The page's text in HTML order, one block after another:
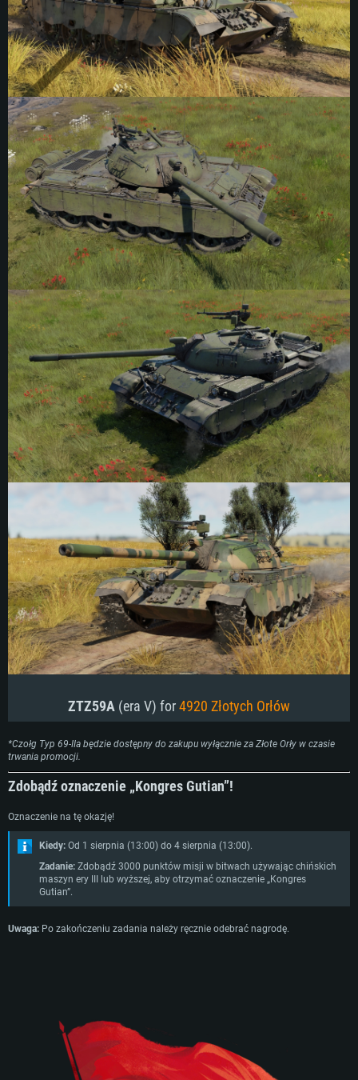
ZTZ59A (era V) for4920 Złotych Orłów
*Czołg Typ 69-IIa będzie dostępny do zakupu wyłącznie za Złote Orły w czasie
trwania promocji.
Zdobądź oznaczenie „Kongres Gutian”!
Oznaczenie na tę okazję!
Kiedy: Od 1 sierpnia (13:00) do 4 sierpnia (13:00).
Zadanie: Zdobądź 3000 punktów misji w bitwach używając chińskich
maszyn ery III lub wyższej, aby otrzymać oznaczenie „Kongres
Gutian”.
Uwaga: Po zakończeniu zadania należy ręcznie odebrać nagrodę.